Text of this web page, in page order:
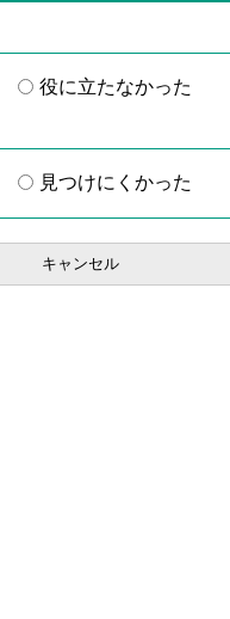
役に立たなかった
見つけにくかった